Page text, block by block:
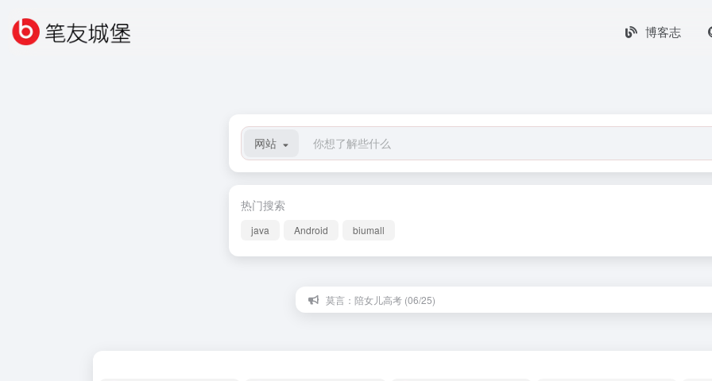
博客志
网站
热门搜索
java Android biumall
莫言：陪女儿高考 (06/25)